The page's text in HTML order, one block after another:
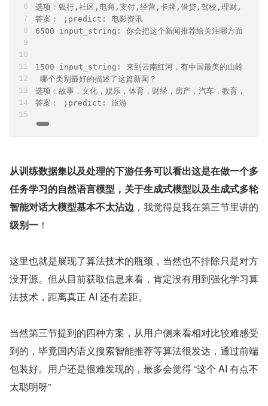
选项：银行,社区,电商,支付,经营,卡牌,借贷,驾校,理财,职
答案： ;predict: 电影资讯
6500 input_string: 你会把这个新闻推荐给关注哪方面的人：故
1500 input_string: 来到云南红河，有中国最美的山岭雕刻，
哪个类别最好的描述了这篇新闻？
选项：故事，文化，娱乐，体育，财经，房产，汽车，教育，科技
答案： ;predict: 旅游
从训练数据集以及处理的下游任务可以看出这是在做一个多
任务学习的自然语言模型，关于生成式模型以及生成式多轮
智能对话大模型基本不太沾边 ，我觉得是我在第三节里讲的
级别一 ！
这里也就是展现了算法技术的瓶颈，当然也不排除只是对方
没开源。但从目前获取信息来看，肯定没有用到强化学习算
法技术，距离真正 AI 还有差距。
当然第三节提到的四种方案，从用户侧来看相对比较难感受
到的，毕竟国内语义搜索智能推荐等算法很发达，通过前端
包装好。用户还是很难发现的，最多会觉得 “这个 AI 有点不
太聪明呀”